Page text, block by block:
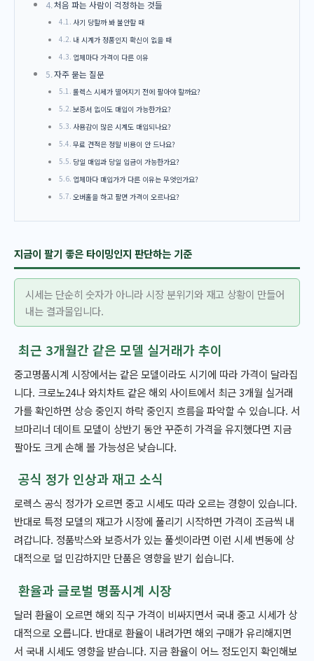
처음 파는 사람이 걱정하는 것들
사기 당할까 봐 불안할 때
내 시계가 정품인지 확신이 없을 때
업체마다 가격이 다른 이유
자주 묻는 질문
롤렉스 시세가 떨어지기 전에 팔아야 할까요?
보증서 없이도 매입이 가능한가요?
사용감이 많은 시계도 매입되나요?
무료 견적은 정말 비용이 안 드나요?
당일 매입과 당일 입금이 가능한가요?
업체마다 매입가가 다른 이유는 무엇인가요?
오버홀을 하고 팔면 가격이 오르나요?
지금이 팔기 좋은 타이밍인지 판단하는 기준
시세는 단순히 숫자가 아니라 시장 분위기와 재고 상황이 만들어
내는 결과물입니다.
최근 3개월간 같은 모델 실거래가 추이
중고명품시계 시장에서는 같은 모델이라도 시기에 따라 가격이 달라집
니다. 크로노24나 와치차트 같은 해외 사이트에서 최근 3개월 실거래
가를 확인하면 상승 중인지 하락 중인지 흐름을 파악할 수 있습니다. 서
브마리너 데이트 모델이 상반기 동안 꾸준히 가격을 유지했다면 지금
팔아도 크게 손해 볼 가능성은 낮습니다.
공식 정가 인상과 재고 소식
로렉스 공식 정가가 오르면 중고 시세도 따라 오르는 경향이 있습니다.
반대로 특정 모델의 재고가 시장에 풀리기 시작하면 가격이 조금씩 내
려갑니다. 정품박스와 보증서가 있는 풀셋이라면 이런 시세 변동에 상
대적으로 덜 민감하지만 단품은 영향을 받기 쉽습니다.
환율과 글로벌 명품시계 시장
달러 환율이 오르면 해외 직구 가격이 비싸지면서 국내 중고 시세가 상
대적으로 오릅니다. 반대로 환율이 내려가면 해외 구매가 유리해지면
서 국내 시세도 영향을 받습니다. 지금 환율이 어느 정도인지 확인해보